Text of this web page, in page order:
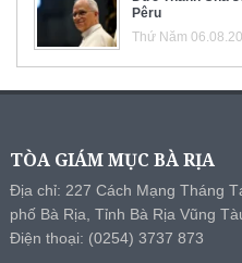
Pêru
Thứ Năm
TÒA GIÁM MỤC BÀ RỊA
Địa chỉ: 227 Cách Mạng Tháng
phố Bà Rịa, Tỉnh Bà Rịa Vũng
Điện thoại: (0254) 3737 873